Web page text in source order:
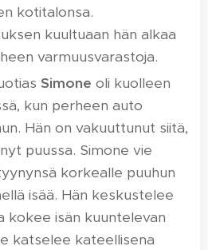
kotitalonsa.
kuultuaan hän alkaa
varmuusvarastoja.
Simone oli kuolleen
kun perheen auto
Hän on vakuuttunut siitä,
puussa. Simone vie
korkealle puuhun
isää. Hän keskustelee
kokee isän kuuntelevan
katselee kateellisena